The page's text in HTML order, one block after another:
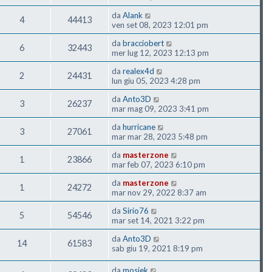
4 44413 da Alank
ven set 08, 2023 12:01 pm
6 32443 da bracciobert
mer lug 12, 2023 12:13 pm
2 24431 da realex4d
lun giu 05, 2023 4:28 pm
3 26237 da Anto3D
mar mag 09, 2023 3:41 pm
3 27061 da hurricane
mar mar 28, 2023 5:48 pm
1 23866 da masterzone
mar feb 07, 2023 6:10 pm
1 24272 da masterzone
mar nov 29, 2022 8:37 am
5 54546 da Sirio76
mar set 14, 2021 3:22 pm
14 61583 da Anto3D
sab giu 19, 2021 8:19 pm
da mosiek